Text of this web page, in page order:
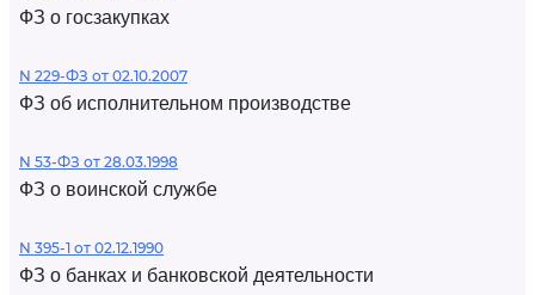
ФЗ о госзакупках
N 229-ФЗ от 02.10.2007
ФЗ об исполнительном производстве
N 53-ФЗ от 28.03.1998
ФЗ о воинской службе
N 395-1 от 02.12.1990
ФЗ о банках и банковской деятельности